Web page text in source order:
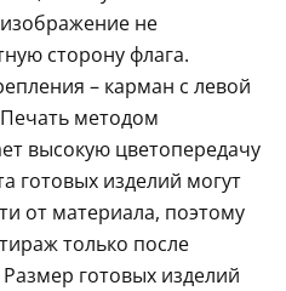
не
сторону флага.
– карман с левой
методом
высокую цветопередачу
готовых изделий могут
от материала, поэтому
только после
готовых изделий